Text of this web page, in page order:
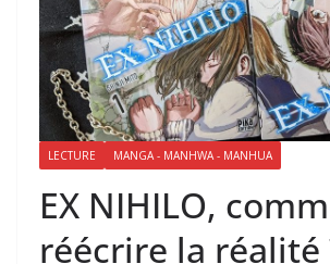
LECTURE MANGA - MANHWA - MANHUA
EX NIHILO,
réécrire la réalité